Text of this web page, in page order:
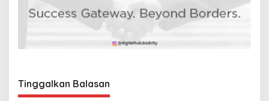
o
Tinggalkan Balasan